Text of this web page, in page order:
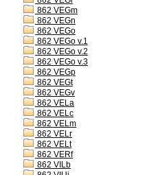
862 VEGm
862 VEGn
862 VEGo
862 VEGo v.1
862 VEGo v.2
862 VEGo v.3
862 VEGp
862 VEGt
862 VEGv
862 VELa
862 VELc
862 VELm
862 VELr
862 VELt
862 VERf
862 VILb